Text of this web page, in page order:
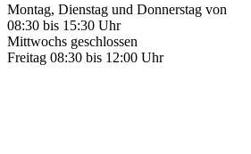
Montag, Dienstag und Donnerstag von
08:30 bis 15:30 Uhr
Mittwochs geschlossen
Freitag 08:30 bis 12:00 Uhr